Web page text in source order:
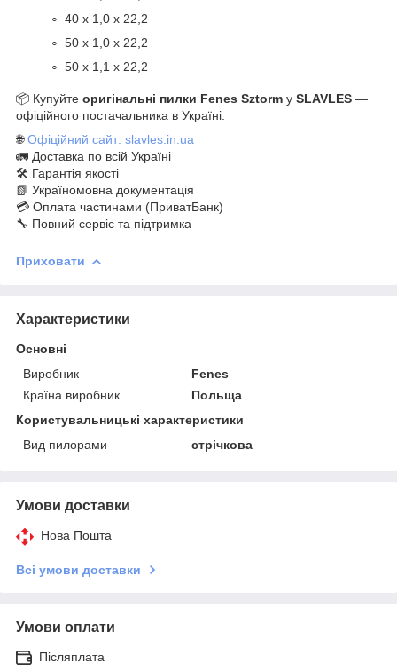
40 х 1,0 х 22,2
50 х 1,0 х 22,2
50 х 1,1 х 22,2
📦 Купуйте оригінальні пилки Fenes Sztorm у SLAVLES —
офіційного постачальника в Україні:
🌐Офіційний сайт: slavles.in.ua
🚛 Доставка по всій Україні
🛠 Гарантія якості
📗 Україномовна документація
💳 Оплата частинами (ПриватБанк)
🔧 Повний сервіс та підтримка
Приховати
Характеристики
Основні
Виробник
Fenes
Країна виробник
Польща
Користувальницькі характеристики
Вид пилорами
стрічкова
Умови доставки
Нова Пошта
Всі умови доставки
Умови оплати
Післяплата